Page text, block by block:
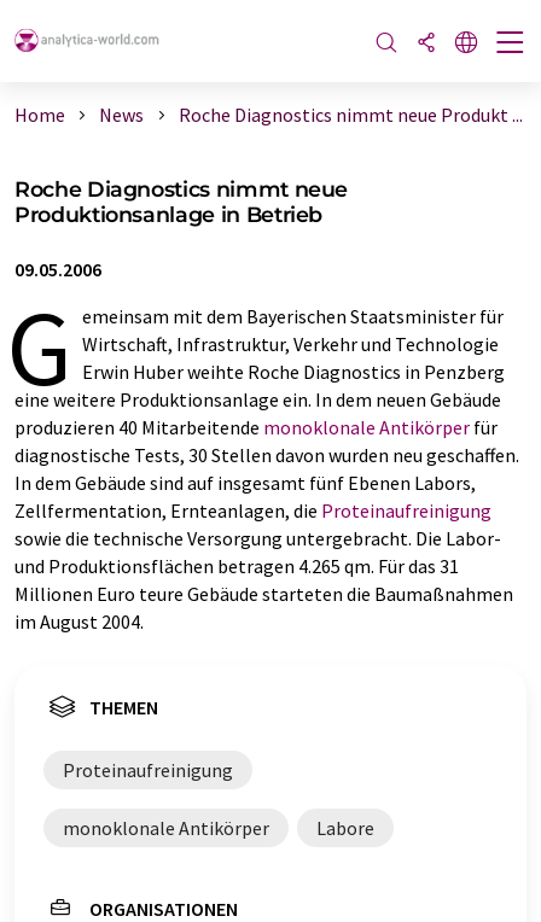
Home News Roche Diagnostics nimmt neue Produkt ...
Roche Diagnostics nimmt neue
Produktionsanlage in Betrieb
09.05.2006
G
emeinsam mit dem Bayerischen Staatsminister für
Wirtschaft, Infrastruktur, Verkehr und Technologie
Erwin Huber weihte Roche Diagnostics in Penzberg
eine weitere Produktionsanlage ein. In dem neuen Gebäude
produzieren 40 Mitarbeitende monoklonale Antikörper für
diagnostische Tests, 30 Stellen davon wurden neu geschaffen.
In dem Gebäude sind auf insgesamt fünf Ebenen Labors,
Zellfermentation, Ernteanlagen, die Proteinaufreinigung
sowie die technische Versorgung untergebracht. Die Labor-
und Produktionsflächen betragen 4.265 qm. Für das 31
Millionen Euro teure Gebäude starteten die Baumaßnahmen
im August 2004.
THEMEN
Proteinaufreinigung
monoklonale Antikörper Labore
ORGANISATIONEN